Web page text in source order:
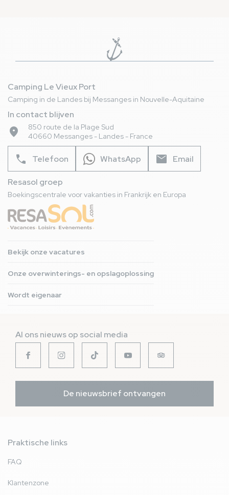
Camping Le Vieux Port
Camping in de Landes bij Messanges in Nouvelle-Aquitaine
In contact blijven
place
850 route de la Plage Sud
40660 Messanges - Landes - France
phone Telefoon WhatsApp mail Email
Resasol groep
Boekingscentrale voor vakanties in Frankrijk en Europa
Bekijk onze vacatures
Onze overwinterings- en opslagoplossing
Wordt eigenaar
Al ons nieuws op social media
De nieuwsbrief ontvangen
Praktische links
FAQ
Klantenzone